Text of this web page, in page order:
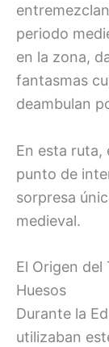
periodo
en la zona,
fantasmas
deambulan
En esta ruta,
punto de
sorpresa
medieval.
El Origen del
Huesos
Durante la
utilizaban